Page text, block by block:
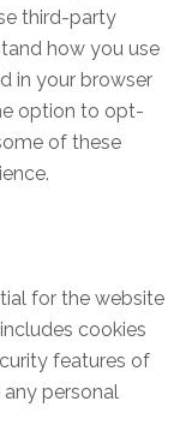
third-party
how you use
in your browser
option to opt-
of these
for the website
cookies
features of
personal